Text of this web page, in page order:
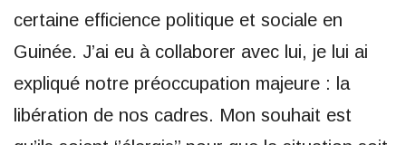
certaine efficience politique et sociale en
Guinée. J’ai eu à collaborer avec lui, je lui ai
expliqué notre préoccupation majeure : la
libération de nos cadres. Mon souhait est